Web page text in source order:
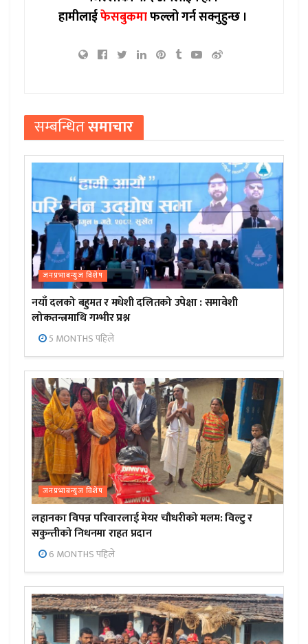
हामीलाईफेसबुकमाफल्लो गर्न सक्नुहुन्छ ।
सम्बन्धितसमाचार
जनप्रभाबन्युज विशेष
नयाँ दलको बहुमत र मधेशी दलितको उपेक्षा : समावेशी
लोकतन्त्रमाथि गम्भीर प्रश्न
5 MONTHS पहिले
जनप्रभाबन्युज विशेष
लहानका विपन्न परिवारलाई मेयर चौधरीको मलम: विल्टु र
सकुन्तीको निधनमा राहत प्रदान
6 MONTHS पहिले